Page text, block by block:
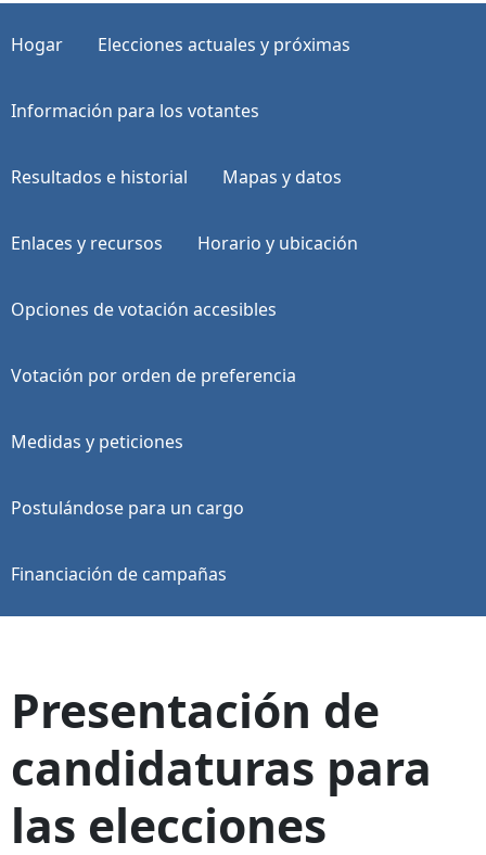
Hogar Elecciones actuales y próximas
Información para los votantes
Resultados e historial Mapas y datos
Enlaces y recursos Horario y ubicación
Opciones de votación accesibles
Votación por orden de preferencia
Medidas y peticiones
Postulándose para un cargo
Financiación de campañas
Presentación de
candidaturas para
las elecciones